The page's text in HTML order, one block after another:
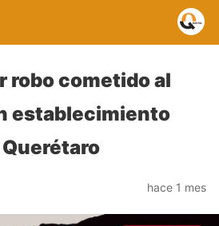
robo cometido al
establecimiento
hace 1 mes